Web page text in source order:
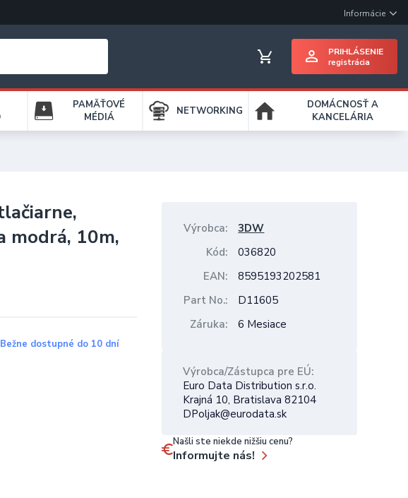
Informácie
PRIHLÁSENIE
registrácia
PAMÄŤOVÉ
MÉDIÁ
NETWORKING
DOMÁCNOSŤ A
KANCELÁRIA
modrá, 10m,
Bežne dostupné do 10 dní
Výrobca
3DW
Kód
036820
EAN
8595193202581
Part No.
D11605
Záruka
6 Mesiace
Výrobca/Zástupca pre EÚ
Euro Data Distribution s.r.o.
Krajná 10, Bratislava 82104
DPoljak@eurodata.sk
Našli ste niekde nižšiu cenu?
Informujte nás!